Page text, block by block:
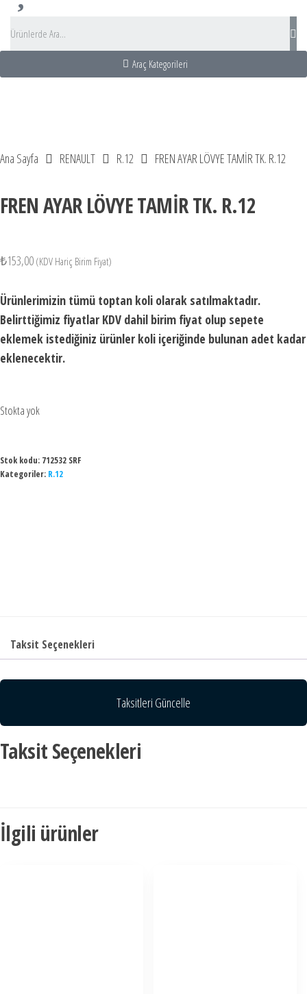
Araç Kategorileri
Ana Sayfa RENAULT R.12 FREN AYAR LÖVYE TAMİR TK. R.12
FREN AYAR LÖVYE TAMİR TK. R.12
₺153,00 (KDV Hariç Birim Fiyat)
Ürünlerimizin tümü toptan koli olarak satılmaktadır.
Belirttiğimiz fiyatlar KDV dahil birim fiyat olup sepete
eklemek istediğiniz ürünler koli içeriğinde bulunan adet kadar
eklenecektir.
Stokta yok
Stok kodu: 712532 SRF
Kategoriler: R.12
Taksit Seçenekleri
Taksitleri Güncelle
Taksit Seçenekleri
İlgili ürünler